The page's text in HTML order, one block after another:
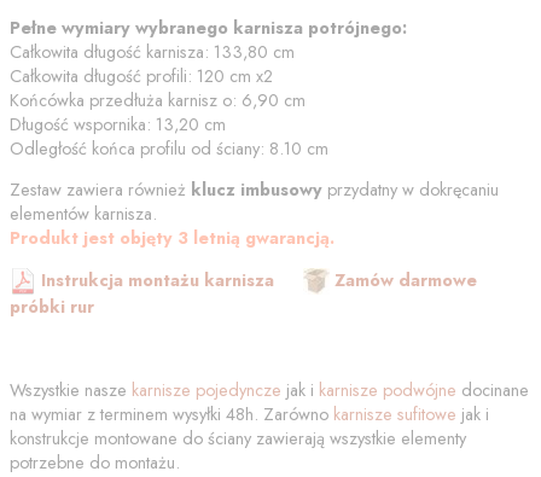
Pełne wymiary wybranego karnisza potrójnego:
Całkowita długość karnisza: 133,80 cm
Całkowita długość profili: 120 cm x2
Końcówka przedłuża karnisz o: 6,90 cm
Długość wspornika: 13,20 cm
Odległość końca profilu od ściany: 8.10 cm
Zestaw zawiera również klucz imbusowy przydatny w dokręcaniu
elementów karnisza.
Produkt jest objęty 3 letnią gwarancją.
Instrukcja montażu karnisza
Zamów darmowe
próbki rur
Wszystkie nasze karnisze pojedyncze jak i karnisze podwójne docinane
na wymiar z terminem wysyłki 48h. Zarówno karnisze sufitowe jak i
konstrukcje montowane do ściany zawierają wszystkie elementy
potrzebne do montażu.